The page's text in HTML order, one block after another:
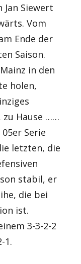
Jan Siewert
Vom
Ende der
Saison.
in den
holen,
zu Hause ……
Serie
letzten, die
stabil, er
die bei
ist.
3-3-2-2
1.